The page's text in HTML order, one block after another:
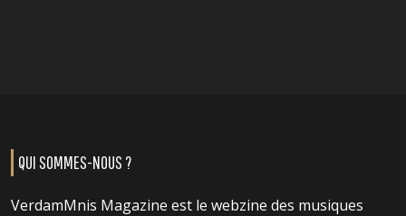
QUI SOMMES-NOUS ?
VerdamMnis Magazine est le webzine des musiques